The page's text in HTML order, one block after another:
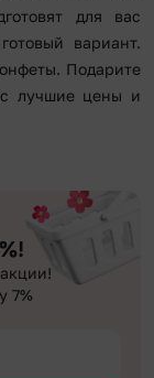
для вас
вариант.
Подарите
лучшие цены и
7%